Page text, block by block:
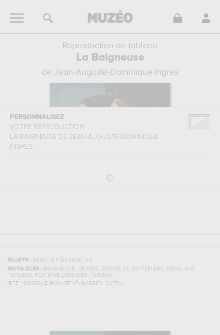
Reproduction de tableau
La Baigneuse
de Jean-Auguste-Dominique Ingres
PERSONNALISEZ
VOTRE REPRODUCTION
LA BAIGNEUSE DE JEAN-AUGUSTE-DOMINIQUE
INGRES
SUJETS : BEAUTÉ FÉMININE, NU
MOTS-CLÉS : BAIGNEUSE, DE DOS, DOUCEUR, NU FÉMININ , SEINS NUS,
TOPLESS, POITRINE DÉNUDÉE, TURBAN
(REF : 69268) © RMN /RENÉ-GABRIEL OJÉDA